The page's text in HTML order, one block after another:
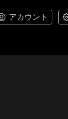
アカウント